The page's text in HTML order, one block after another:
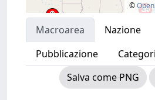
©
Macroarea Nazione
Pubblicazione
Salva come PNG